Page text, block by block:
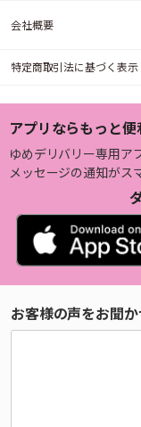
会社概要
特定商取引法に基づく表示
アプリならもっと便
ゆめデリバリー専用ア
メッセージの通知がス
お客様の声をお聞